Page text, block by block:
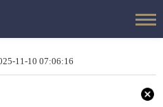
11-10 07:06:16